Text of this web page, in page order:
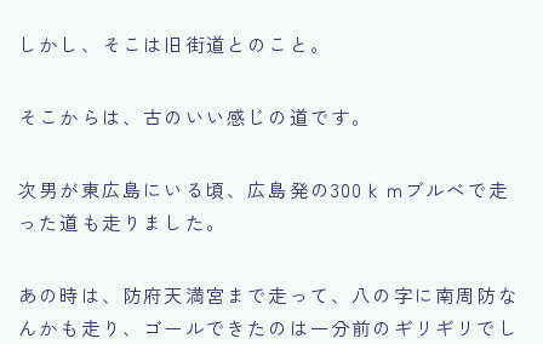
しかし、そこは旧街道とのこと。
そこからは、古のいい感じの道です。
次男が東広島にいる頃、広島発の300ｋｍブルべで走
った道も走りました。
あの時は、防府天満宮まで走って、八の字に南周防な
んかも走り、ゴールできたのは一分前のギリギリでし